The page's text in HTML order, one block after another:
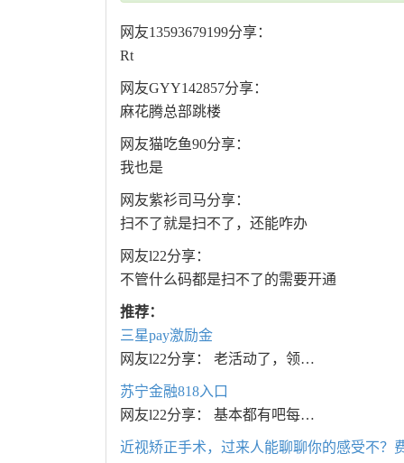
网友13593679199分享：
Rt
网友GYY142857分享：
麻花腾总部跳楼
网友猫吃鱼90分享：
我也是
网友紫衫司马分享：
扫不了就是扫不了，还能咋办
网友l22分享：
不管什么码都是扫不了的需要开通
推荐：
三星pay激励金
网友l22分享： 老活动了，领…
苏宁金融818入口
网友l22分享： 基本都有吧每…
近视矫正手术，过来人能聊聊你的感受不？